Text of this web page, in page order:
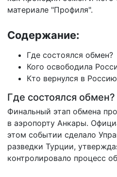
материале "Профиля".
Содержание:
Где состоялся обмен?
Кого освободила
Кто вернулся в
Где состоялся обмен?
Финальный этап обмена
в аэропорту Анкары.
этом событии сделало
разведки Турции,
контролировало процесс